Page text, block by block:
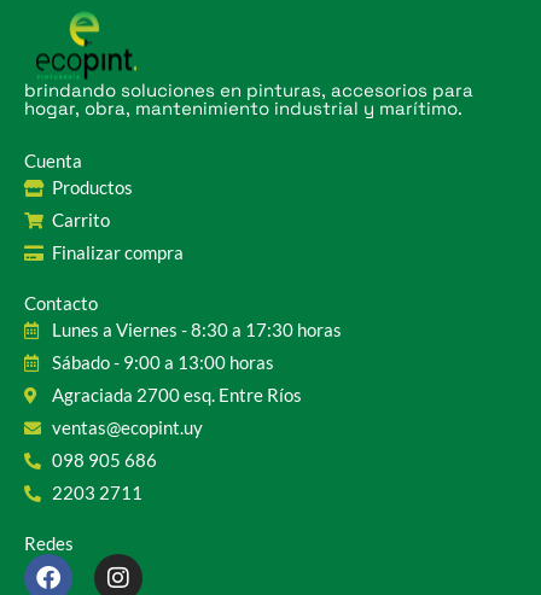
brindando soluciones en pinturas, accesorios para
hogar, obra, mantenimiento industrial y marítimo.
Cuenta
Productos
Carrito
Finalizar compra
Contacto
Lunes a Viernes - 8:30 a 17:30 horas
Sábado - 9:00 a 13:00 horas
Agraciada 2700 esq. Entre Ríos
ventas@ecopint.uy
098 905 686
2203 2711
Redes
F
I